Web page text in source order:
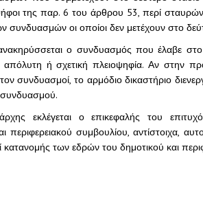
της παρ. 6 του άρθρου 53, περί
συνδυασμών οι οποίοι δεν μετέχουν στο
ο συνδυασμός που έλαβε στο
ή σχετική πλειοψηφία. Αν στην
συνδυασμοί, το αρμόδιο δικαστήριο
συνδυασμού.
εκλέγεται ο επικεφαλής του
περιφερειακού συμβουλίου, αντίστοιχα,
των εδρών του δημοτικού και